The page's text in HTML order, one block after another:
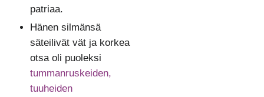
patriaa.
Hänen silmänsä
säteilivät vät ja korkea
otsa oli puoleksi
tummanruskeiden,
tuuheiden